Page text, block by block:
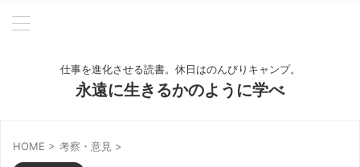
仕事を進化させる読書。休日はのんびりキャンプ。
永遠に生きるかのように学べ
HOME > 考察・意見 >